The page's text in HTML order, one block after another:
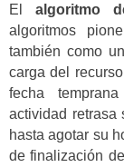
Elalgoritmo
algoritmos
también como
carga del
fecha
actividad retrasa
hasta agotar su
de finalización